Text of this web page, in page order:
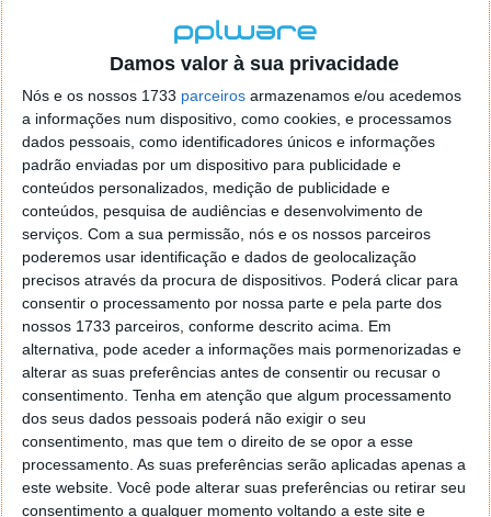
Damos valor à sua privacidade
Nós e os nossos 1733 parceiros armazenamos e/ou acedemos
a informações num dispositivo, como cookies, e processamos
dados pessoais, como identificadores únicos e informações
padrão enviadas por um dispositivo para publicidade e
conteúdos personalizados, medição de publicidade e
conteúdos, pesquisa de audiências e desenvolvimento de
serviços. Com a sua permissão, nós e os nossos parceiros
poderemos usar identificação e dados de geolocalização
precisos através da procura de dispositivos. Poderá clicar para
consentir o processamento por nossa parte e pela parte dos
nossos 1733 parceiros, conforme descrito acima. Em
alternativa, pode aceder a informações mais pormenorizadas e
alterar as suas preferências antes de consentir ou recusar o
consentimento. Tenha em atenção que algum processamento
dos seus dados pessoais poderá não exigir o seu
consentimento, mas que tem o direito de se opor a esse
processamento. As suas preferências serão aplicadas apenas a
este website. Você pode alterar suas preferências ou retirar seu
consentimento a qualquer momento voltando a este site e
localizaçao referida n se encontra la nada k me permita por
o firefox como browser predefenido
Ja percorri o painel
tentei apagar o explorer na tentativa de forçar o uso do
firefox mas em vao. Kaso te lembres de outra dica fico
agradecido, caso contrario obrigado a mesma
Responder
Vítor M.
7 de Novembro de 2005 às 01:39
@Reporter
Desculpa mas o link funciona. Seja como for segue por mail
o MSn Messenger 8.
Responder
Vítor M.
@Rui
Tens de encontrar o que te falei. Faz da seguinte maneira,
janela iniciar e no topo dessa janela com o botão direito do
rato faz propriedades. Depois no separador Menu ‘Iniciar’
clica no botão ‘Personalizar’ aí encontrarás no separador